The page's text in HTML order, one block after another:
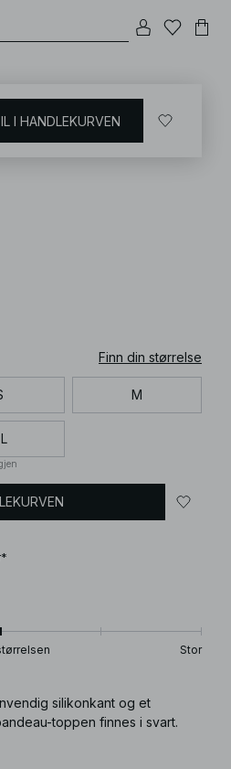
Finn din størrelse
M
Stor
silikonkant og et
toppen finnes i svart.
I HANDLEKURVEN